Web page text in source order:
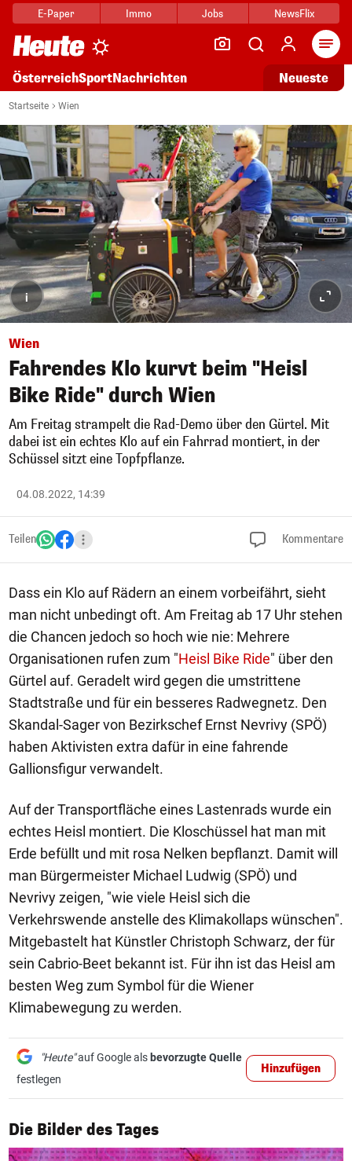
E-Paper Immo Jobs NewsFlix
ÖsterreichSportNachrichten Neueste
Startseite Wien
i
Wien
Fahrendes Klo kurvt beim "Heisl
Bike Ride" durch Wien
Am Freitag strampelt die Rad-Demo über den Gürtel. Mit
dabei ist ein echtes Klo auf ein Fahrrad montiert, in der
Schüssel sitzt eine Topfpflanze.
04.08.2022, 14:39
Teilen Kommentare
Dass ein Klo auf Rädern an einem vorbeifährt, sieht
man nicht unbedingt oft. Am Freitag ab 17 Uhr stehen
die Chancen jedoch so hoch wie nie: Mehrere
Organisationen rufen zum "Heisl Bike Ride" über den
Gürtel auf. Geradelt wird gegen die umstrittene
Stadtstraße und für ein besseres Radwegnetz. Den
Skandal-Sager von Bezirkschef Ernst Nevrivy (SPÖ)
haben Aktivisten extra dafür in eine fahrende
Gallionsfigur verwandelt.
Auf der Transportfläche eines Lastenrads wurde ein
echtes Heisl montiert. Die Kloschüssel hat man mit
Erde befüllt und mit rosa Nelken bepflanzt. Damit will
man Bürgermeister Michael Ludwig (SPÖ) und
Nevrivy zeigen, "wie viele Heisl sich die
Verkehrswende anstelle des Klimakollaps wünschen".
Mitgebastelt hat Künstler Christoph Schwarz, der für
sein Cabrio-Beet bekannt ist. Für ihn ist das Heisl am
besten Weg zum Symbol für die Wiener
Klimabewegung zu werden.
"Heute"auf Google als bevorzugte Quelle
festlegen
Hinzufügen
Die Bilder des Tages
1/50